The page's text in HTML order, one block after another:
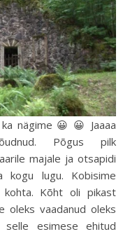
nägime 😀 😀 Jaaaa
Põgus pilk
majale ja otsapidi
kogu lugu. Kobisime
kohta. Kõht oli pikast
vaadanud oleks
esimese ehitud